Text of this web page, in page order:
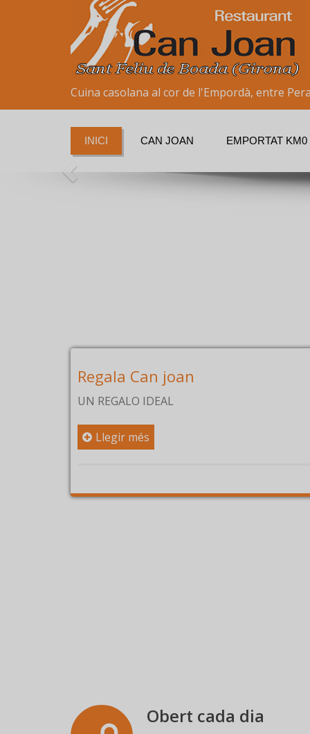
Cuina casolana al cor de l'Empordà, entre
INICI CAN JOAN EMPORTAT KM0
Can joan
Obert cada dia